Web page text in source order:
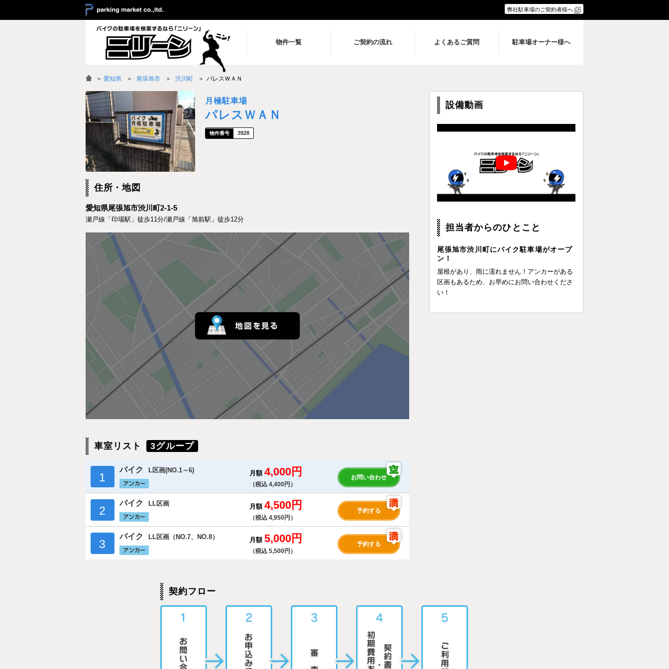
弊社駐車場のご契約者様へ
物件一覧 ご契約の流れ よくあるご質問 駐車場オーナー様へ
＞ 愛知県 尾張旭市 渋川町 パレスＷＡＮ
月極駐車場
パレスＷＡＮ
3928
住所・地図
愛知県尾張旭市渋川町2-1-5
瀬戸線「印場駅」徒歩11分/瀬戸線「旭前駅」徒歩12分
車室リスト 3グループ
1
バイク L区画(NO.1～6) 月額 4,000円
（税込 4,400円）
お問い合わせ
2
バイク LL区画 月額 4,500円
（税込 4,950円）
予約する
3
バイク LL区画（NO.7、NO.8） 月額 5,000円
（税込 5,500円）
予約する
設備動画
担当者からのひとこと
尾張旭市渋川町にバイク駐車場がオープ
ン！
屋根があり、雨に濡れません！アンカーがある
区画もあるため、お早めにお問い合わせくださ
い！
契約フロー